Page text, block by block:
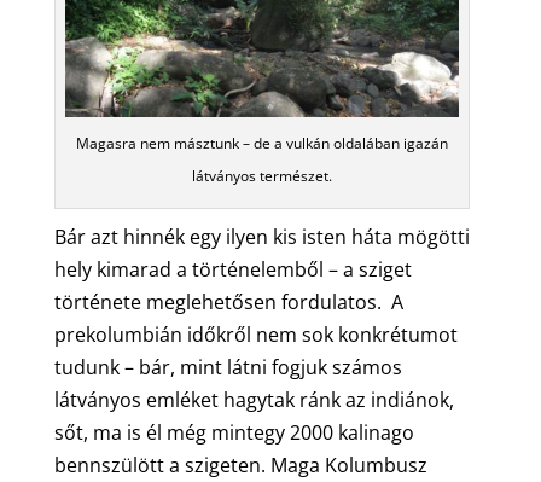
Magasra nem másztunk – de a vulkán oldalában igazán
látványos természet.
Bár azt hinnék egy ilyen kis isten háta mögötti
hely kimarad a történelemből – a sziget
története meglehetősen fordulatos. A
prekolumbián időkről nem sok konkrétumot
tudunk – bár, mint látni fogjuk számos
látványos emléket hagytak ránk az indiánok,
sőt, ma is él még mintegy 2000 kalinago
bennszülött a szigeten. Maga Kolumbusz